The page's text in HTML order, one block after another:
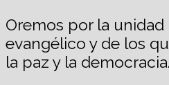
Oremos por la
evangélico y de los
la paz y la democracia.